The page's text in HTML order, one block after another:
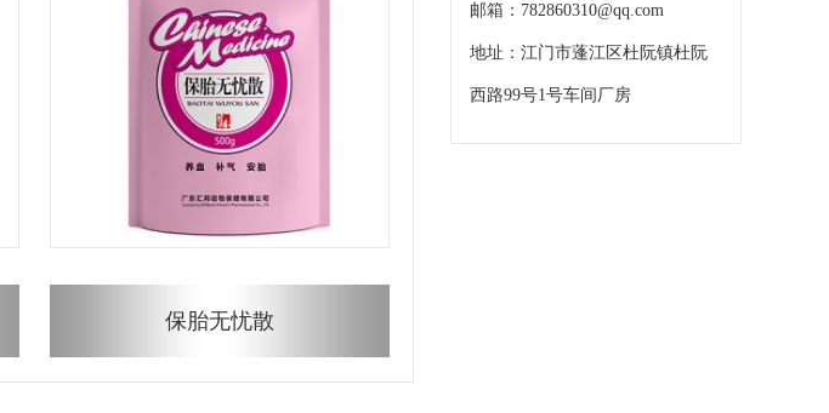
保胎无忧散
邮箱：782860310@qq.com
地址：江门市蓬江区杜阮镇杜阮
西路99号1号车间厂房